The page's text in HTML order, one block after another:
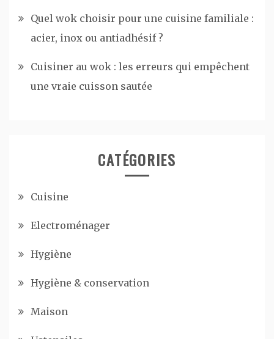
Quel wok choisir pour une cuisine familiale :
acier, inox ou antiadhésif ?
Cuisiner au wok : les erreurs qui empêchent
une vraie cuisson sautée
CATÉGORIES
Cuisine
Electroménager
Hygiène
Hygiène & conservation
Maison